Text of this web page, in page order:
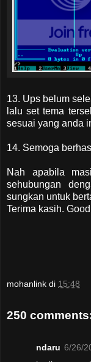
13. Ups belum
lalu set tema
sesuai yang anda
14. Semoga
Nah apabila
sehubungan
sungkan untuk
Terima kasih.
mohanlink di 15:48
250
ndaru 6/26/